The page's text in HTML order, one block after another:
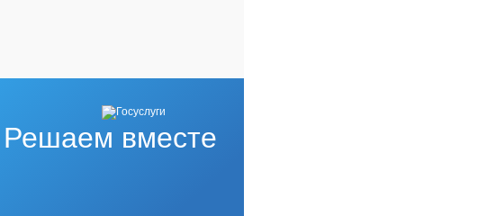
Решаем вместе